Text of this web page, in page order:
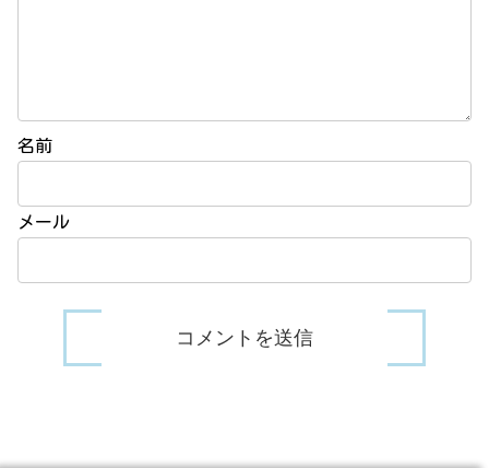
名前
メール